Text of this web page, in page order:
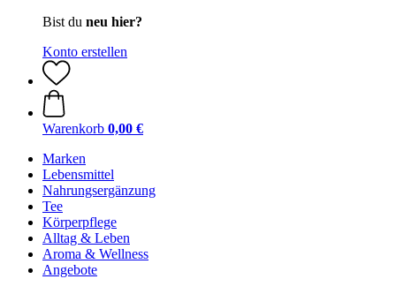
Bist du neu hier?
Konto erstellen
Warenkorb 0,00 €
Marken
Lebensmittel
Nahrungsergänzung
Tee
Körperpflege
Alltag & Leben
Aroma & Wellness
Angebote